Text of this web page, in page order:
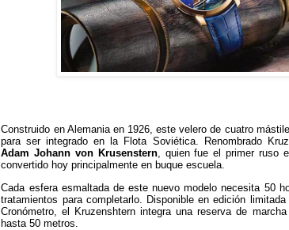
Construido en Alemania en 1926, este velero de cuatro
para ser integrado en la Flota Soviética. Renombrado
Adam Johann von Krusenstern, quien fue el primer ruso
convertido hoy principalmente en buque escuela.
Cada esfera esmaltada de este nuevo modelo necesita 50
tratamientos para completarlo. Disponible en edición
Cronómetro, el Kruzenshtern integra una reserva de
hasta 50 metros.